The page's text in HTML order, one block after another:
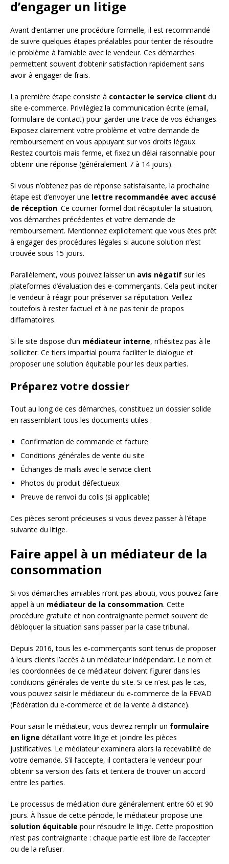
d’engager un litige
Avant d’entamer une procédure formelle, il est recommandé
de suivre quelques étapes préalables pour tenter de résoudre
le problème à l’amiable avec le vendeur. Ces démarches
permettent souvent d’obtenir satisfaction rapidement sans
avoir à engager de frais.
La première étape consiste à contacter le service client du
site e-commerce. Privilégiez la communication écrite (email,
formulaire de contact) pour garder une trace de vos échanges.
Exposez clairement votre problème et votre demande de
remboursement en vous appuyant sur vos droits légaux.
Restez courtois mais ferme, et fixez un délai raisonnable pour
obtenir une réponse (généralement 7 à 14 jours).
Si vous n’obtenez pas de réponse satisfaisante, la prochaine
étape est d’envoyer une lettre recommandée avec accusé
de réception. Ce courrier formel doit récapituler la situation,
vos démarches précédentes et votre demande de
remboursement. Mentionnez explicitement que vous êtes prêt
à engager des procédures légales si aucune solution n’est
trouvée sous 15 jours.
Parallèlement, vous pouvez laisser un avis négatif sur les
plateformes d’évaluation des e-commerçants. Cela peut inciter
le vendeur à réagir pour préserver sa réputation. Veillez
toutefois à rester factuel et à ne pas tenir de propos
diffamatoires.
Si le site dispose d’un médiateur interne, n’hésitez pas à le
solliciter. Ce tiers impartial pourra faciliter le dialogue et
proposer une solution équitable pour les deux parties.
Préparez votre dossier
Tout au long de ces démarches, constituez un dossier solide
en rassemblant tous les documents utiles :
Confirmation de commande et facture
Conditions générales de vente du site
Échanges de mails avec le service client
Photos du produit défectueux
Preuve de renvoi du colis (si applicable)
Ces pièces seront précieuses si vous devez passer à l’étape
suivante du litige.
Faire appel à un médiateur de la
consommation
Si vos démarches amiables n’ont pas abouti, vous pouvez faire
appel à un médiateur de la consommation. Cette
procédure gratuite et non contraignante permet souvent de
débloquer la situation sans passer par la case tribunal.
Depuis 2016, tous les e-commerçants sont tenus de proposer
à leurs clients l’accès à un médiateur indépendant. Le nom et
les coordonnées de ce médiateur doivent figurer dans les
conditions générales de vente du site. Si ce n’est pas le cas,
vous pouvez saisir le médiateur du e-commerce de la FEVAD
(Fédération du e-commerce et de la vente à distance).
Pour saisir le médiateur, vous devrez remplir un formulaire
en ligne détaillant votre litige et joindre les pièces
justificatives. Le médiateur examinera alors la recevabilité de
votre demande. S’il l’accepte, il contactera le vendeur pour
obtenir sa version des faits et tentera de trouver un accord
entre les parties.
Le processus de médiation dure généralement entre 60 et 90
jours. À l’issue de cette période, le médiateur propose une
solution équitable pour résoudre le litige. Cette proposition
n’est pas contraignante : chaque partie est libre de l’accepter
ou de la refuser.